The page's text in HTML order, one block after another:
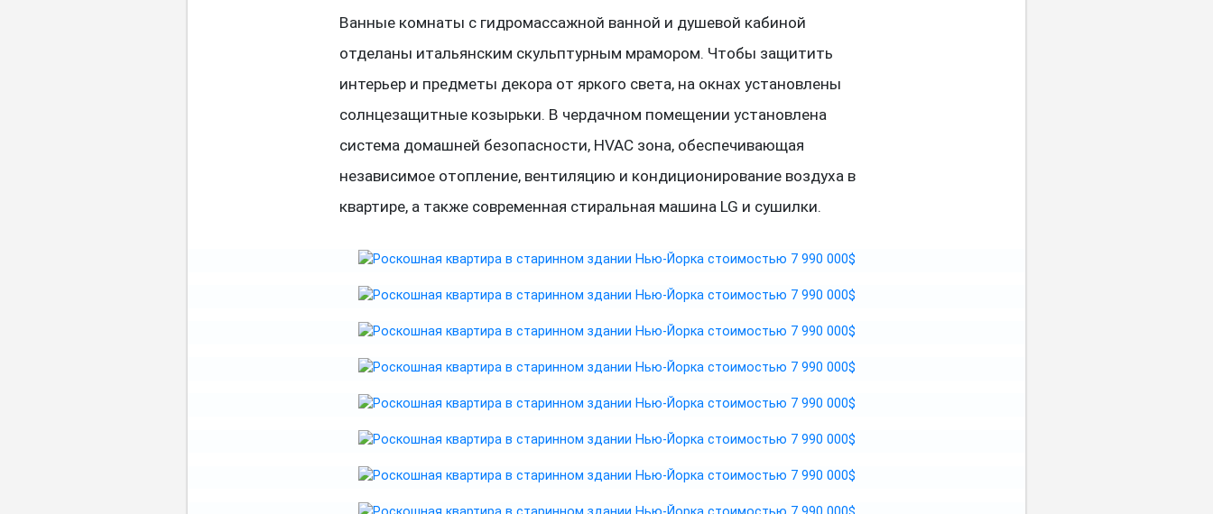
Ванные комнаты с гидромассажной ванной и душевой кабиной
отделаны итальянским скульптурным мрамором. Чтобы защитить
интерьер и предметы декора от яркого света, на окнах установлены
солнцезащитные козырьки. В чердачном помещении установлена
система домашней безопасности, HVAC зона, обеспечивающая
независимое отопление, вентиляцию и кондиционирование воздуха в
квартире, а также современная стиральная машина LG и сушилки.